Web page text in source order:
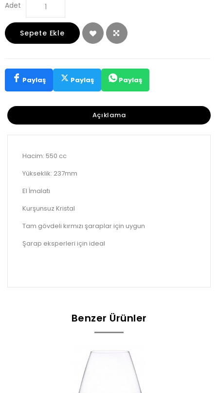
Adet
Sepete Ekle
Paylaş Paylaş Paylaş
Açıklama
Hacim: 550 cc
Yükseklik: 237mm
El İmalatı
Kurşunsuz Kristal
Tam gövdeli kırmızı şaraplar için uygun
Şarap eksperleri için ideal
Benzer Ürünler